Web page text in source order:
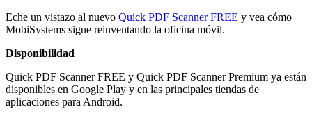
Eche un vistazo al nuevo Quick PDF Scanner FREE y vea cómo
MobiSystems sigue reinventando la oficina móvil.
Disponibilidad
Quick PDF Scanner FREE y Quick PDF Scanner Premium ya están
disponibles en Google Play y en las principales tiendas de
aplicaciones para Android.